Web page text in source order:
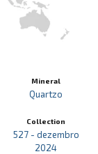
Mineral
Quartzo
Collection
527 - dezembro
2024